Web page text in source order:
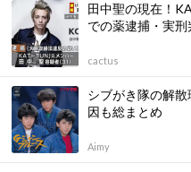
田中聖の現在！
での薬逮捕・実刑
cactus
シブがき隊の解
因も総まとめ
Aimy